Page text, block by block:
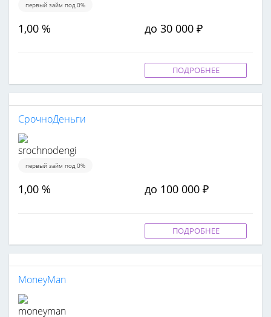
первый займ под 0%
1,00 % до 30 000 ₽
ПОДРОБНЕЕ
СрочноДеньги
первый займ под 0%
1,00 % до 100 000 ₽
ПОДРОБНЕЕ
MoneyMan